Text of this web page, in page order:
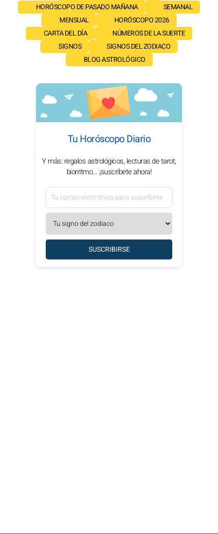
HORÓSCOPO DE PASADO MAÑANA
SEMANAL
MENSUAL
HORÓSCOPO 2026
CARTA DEL DÍA
NÚMEROS DE LA SUERTE
SIGNOS
SIGNOS DEL ZODIACO
BLOG ASTROLÓGICO
Tu Horóscopo Diario
Y más: regalos astrológicos, lecturas de tarot,
biorritmo... ¡suscríbete ahora!
SUSCRIBIRSE